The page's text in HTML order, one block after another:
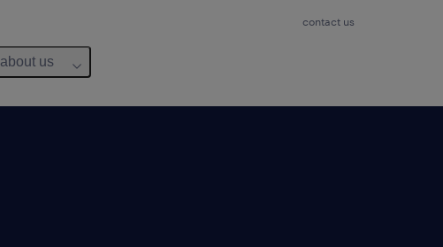
contact us
about us